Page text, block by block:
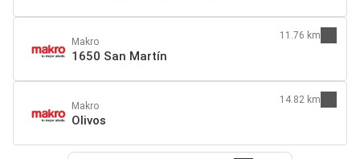
Makro
1650 San Martín
11.76 km
Makro
Olivos
14.82 km